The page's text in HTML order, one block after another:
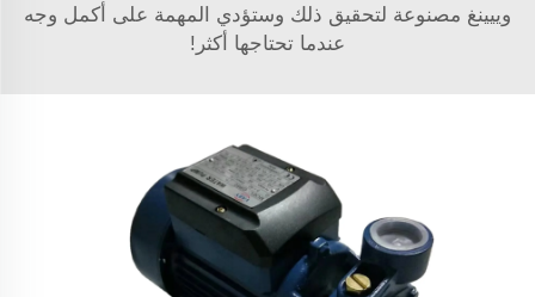
وييينغ مصنوعة لتحقيق ذلك وستؤدي المهمة على أكمل وجه
عندما تحتاجها أكثر!